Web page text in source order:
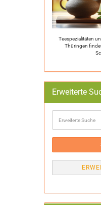
Teespezialitäten
Thüringen
Erweiterte
Suche